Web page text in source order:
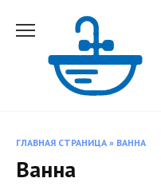
ГЛАВНАЯ СТРАНИЦА » ВАННА
Ванна